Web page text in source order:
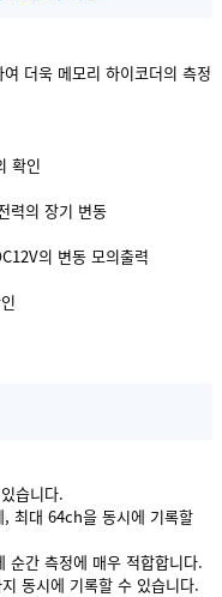
더욱 메모리 하이코더의 측정
확인
력의 장기 변동
의 변동 모의출력
습니다.
최대 64ch을 동시에 기록할
순간 측정에 매우 적합합니다.
동시에 기록할 수 있습니다.